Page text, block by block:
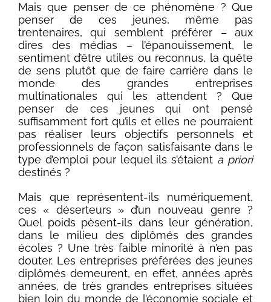
Mais que penser de ce phénomène ? Que
penser de ces jeunes, même pas
trentenaires, qui semblent préférer – aux
dires des médias – l’épanouissement, le
sentiment d’être utiles ou reconnus, la quête
de sens plutôt que de faire carrière dans le
monde des grandes entreprises
multinationales qui les attendent ? Que
penser de ces jeunes qui ont pensé
suffisamment fort qu’ils et elles ne pourraient
pas réaliser leurs objectifs personnels et
professionnels de façon satisfaisante dans le
type d’emploi pour lequel ils s’étaient a priori
destinés ?
Mais que représentent-ils numériquement,
ces « déserteurs » d’un nouveau genre ?
Quel poids pèsent-ils dans leur génération,
dans le milieu des diplômés des grandes
écoles ? Une très faible minorité à n’en pas
douter. Les entreprises préférées des jeunes
diplômés demeurent, en effet, années après
années, de très grandes entreprises situées
bien loin du monde de l’économie sociale et